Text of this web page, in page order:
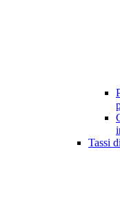
Tassi